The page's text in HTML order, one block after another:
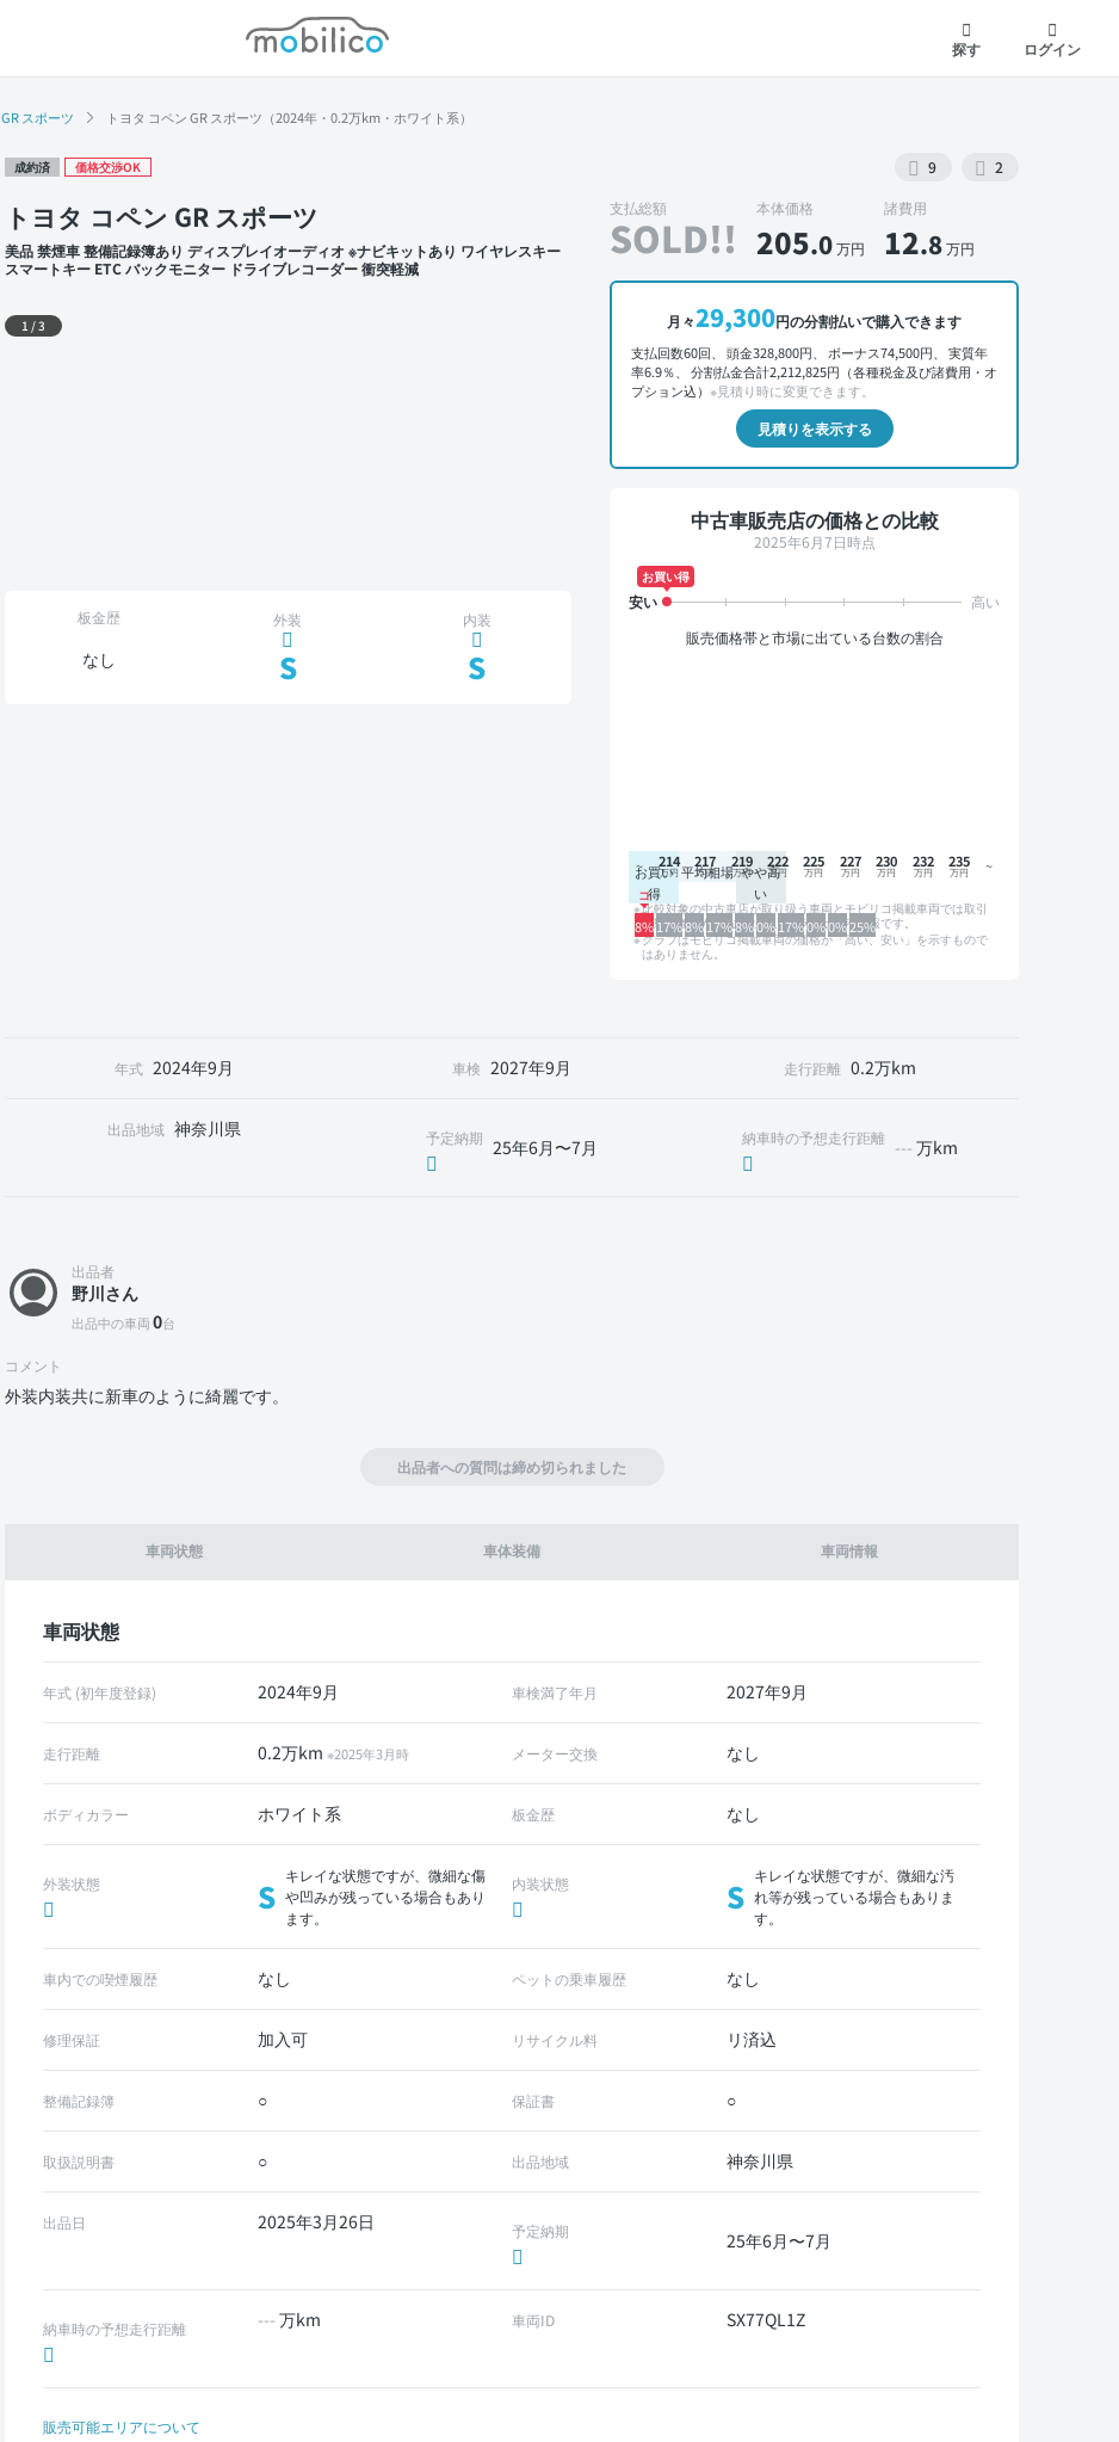
モビリコ
探す
ログイン
GR スポーツ トヨタ コペン GR スポーツ（2024年・0.2万km・ホワイト系）
成約済 価格交渉OK 9 2
トヨタ コペン GR スポーツ
美品 禁煙車 整備記録簿あり ディスプレイオーディオ ※ナビキットあり ワイヤレスキー
スマートキー ETC バックモニター ドライブレコーダー 衝突軽減
外装 左前 外装 正面
1 /3
支払総額
SOLD!!
本体価格
205.0万円
諸費用
12.8万円
月々29,300円の分割払いで購入できます
支払回数60回、 頭金328,800円、 ボーナス74,500円、 実質年
率6.9％、 分割払金合計2,212,825円（各種税金及び諸費用・オ
プション込） ※見積り時に変更できます。
見積りを表示する
中古車販売店の価格との比較
2025年6月7日時点
お買い得
販売価格帯と市場に出ている台数の割合
お買い
得
平均相場 やや高
い
8%17%8%17%8%0%17%0%0%25%
214 217 219 222 225 227 230 232 235
比較対象の中古車店が取り扱う車両とモビリコ掲載車両では取引
形態や条件が異なるため、グラフは参考情報です。
グラフはモビリコ掲載車両の価格が「高い、安い」を示すもので
はありません。
板金歴
なし
外装
S
内装
S
年式 2024年9月 車検 2027年9月 走行距離 0.2万km
出品地域 神奈川県 予定納期 25年6月〜7月 納車時の予想走行距離 --- 万km
車両状態 車体装備 車両情報
車両状態
年式 (初年度登録) 2024年9月 車検満了年月 2027年9月
走行距離 0.2万km ※2025年3月時 メーター交換 なし
ボディカラー ホワイト系 板金歴 なし
外装状態 S
キレイな状態ですが、微細な傷
や凹みが残っている場合もあり
ます。
内装状態 S
キレイな状態ですが、微細な汚
れ等が残っている場合もありま
す。
車内での喫煙履歴 なし ペットの乗車履歴 なし
修理保証 加入可 リサイクル料 リ済込
整備記録簿 ○ 保証書 ○
取扱説明書 ○ 出品地域 神奈川県
出品日 2025年3月26日 予定納期 25年6月〜7月
納車時の予想走行距離 --- 万km 車両ID SX77QL1Z
販売可能エリアについて
出品者
野川さん
出品中の車両0台
コメント
外装内装共に新車のように綺麗です。
出品者への質問は締め切られました